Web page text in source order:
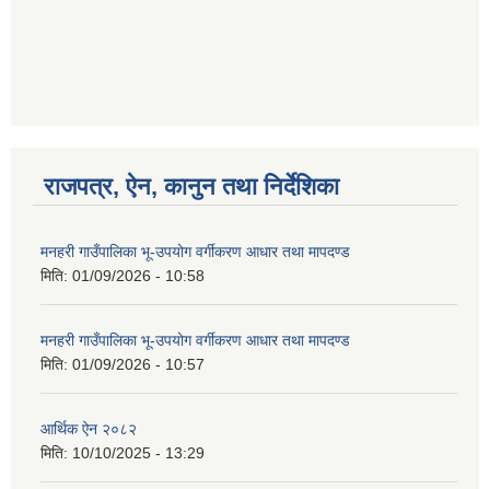
राजपत्र, ऐन, कानुन तथा निर्देशिका
मनहरी गाउँपालिका भू-उपयोग वर्गीकरण आधार तथा मापदण्ड
मिति: 01/09/2026 - 10:58
मनहरी गाउँपालिका भू-उपयोग वर्गीकरण आधार तथा मापदण्ड
मिति: 01/09/2026 - 10:57
आर्थिक ऐन २०८२
मिति: 10/10/2025 - 13:29